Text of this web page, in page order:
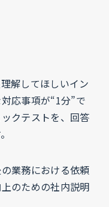
解してほしいイン
応事項が“1分”で
クテストを、回答
業務における依頼
のための社内説明